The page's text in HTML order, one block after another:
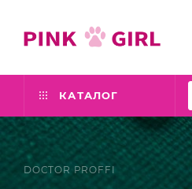
КАТАЛОГ
DOCTOR PROFFI